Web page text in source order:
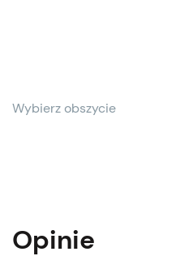
Wybierz obszycie
Opinie